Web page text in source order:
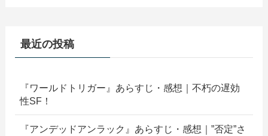
最近の投稿
『ワールドトリガー』あらすじ・感想｜不朽の遅効
性SF！
『アンデッドアンラック』あらすじ・感想｜”否定”さ